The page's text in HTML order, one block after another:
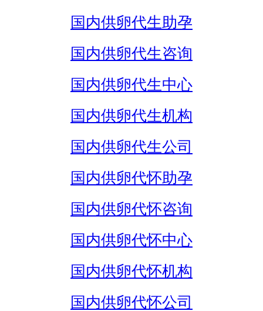
国内供卵代生助孕
国内供卵代生咨询
国内供卵代生中心
国内供卵代生机构
国内供卵代生公司
国内供卵代怀助孕
国内供卵代怀咨询
国内供卵代怀中心
国内供卵代怀机构
国内供卵代怀公司